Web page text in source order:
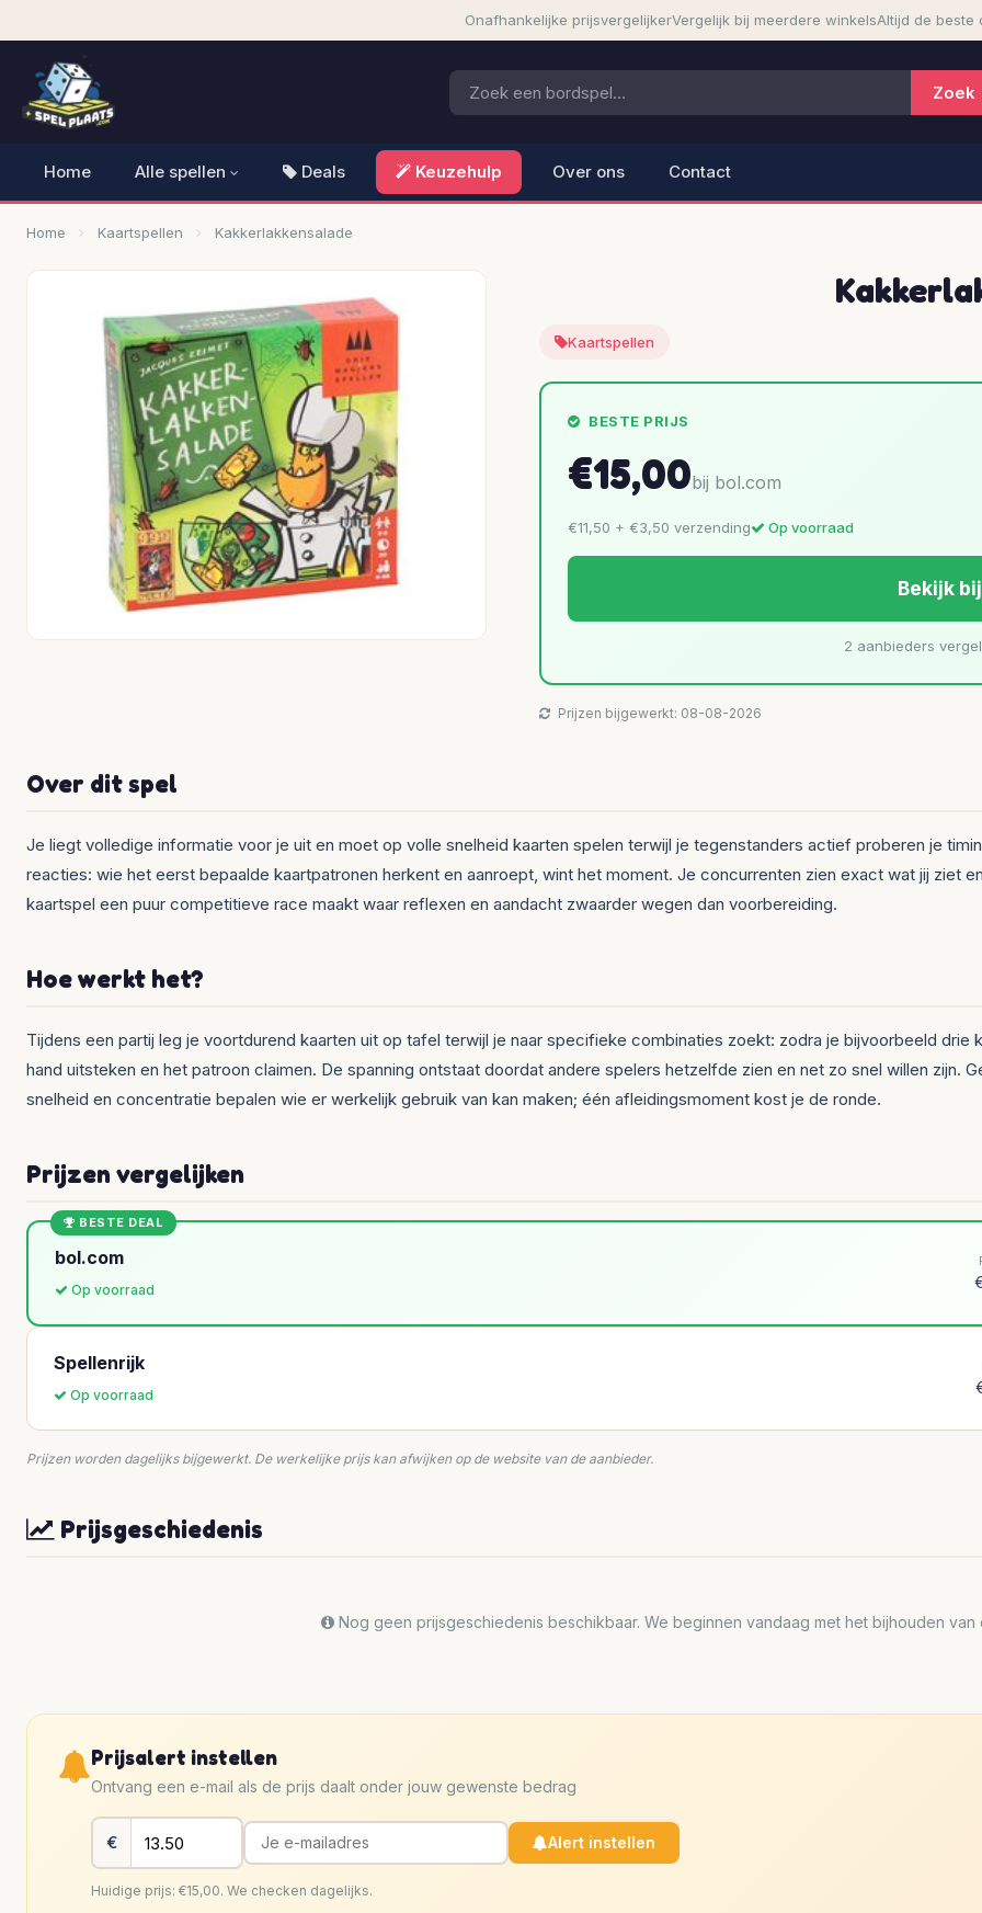
Onafhankelijke prijsvergelijkerVergelijk bij meerdere winkelsAltijd de beste
Home Alle spellen Deals Keuzehulp Over ons Contact
Home Kaartspellen Kakkerlakkensalade
Kaartspellen
BESTE PRIJS
€15,00bij bol.com
€11,50 + €3,50 verzending Op voorraad
Bekijk
2 aanbieders
Prijzen bijgewerkt: 08-08-2026
Over dit spel
Je liegt volledige informatie voor je uit en moet op volle snelheid kaarten spelen terwijl je tegenstanders actief proberen je
reacties: wie het eerst bepaalde kaartpatronen herkent en aanroept, wint het moment. Je concurrenten zien exact wat jij ziet
kaartspel een puur competitieve race maakt waar reflexen en aandacht zwaarder wegen dan voorbereiding.
Hoe werkt het?
Tijdens een partij leg je voortdurend kaarten uit op tafel terwijl je naar specifieke combinaties zoekt: zodra je bijvoorbeeld drie
hand uitsteken en het patroon claimen. De spanning ontstaat doordat andere spelers hetzelfde zien en net zo snel willen zijn.
snelheid en concentratie bepalen wie er werkelijk gebruik van kan maken; één afleidingsmoment kost je de ronde.
Prijzen vergelijken
BESTE DEAL
bol.com
Op voorraad
Spellenrijk
Op voorraad
Prijzen worden dagelijks bijgewerkt. De werkelijke prijs kan afwijken op de website van de aanbieder.
Prijsgeschiedenis
Nog geen prijsgeschiedenis beschikbaar. We beginnen vandaag met het bijhouden
Prijsalert instellen
Ontvang een e-mail als de prijs daalt onder jouw gewenste bedrag
€ Alert instellen
Huidige prijs: €15,00. We checken dagelijks.